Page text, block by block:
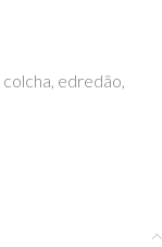
colcha, edredão,